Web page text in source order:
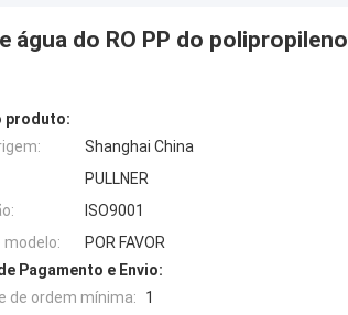
do RO PP do polipropileno
produto:
Shanghai China
PULLNER
ISO9001
modelo:
POR FAVOR
Pagamento e Envio:
de ordem mínima:
1